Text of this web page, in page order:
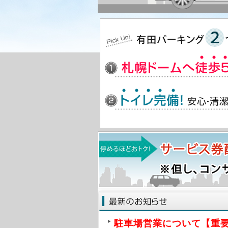
駐車場営業について【重